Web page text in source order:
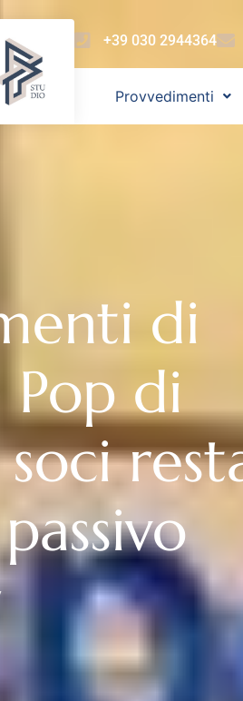
+39 030 2944364
Provvedimenti
di
Pop di